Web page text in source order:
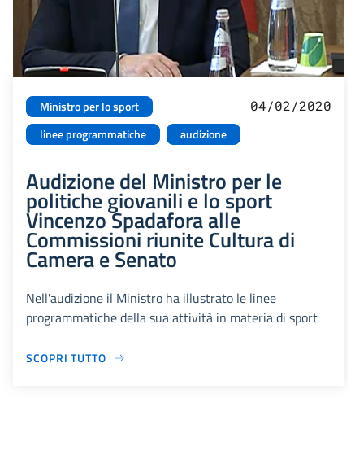
Ministro per lo sport
linee programmatiche
audizione
04/02/2020
Audizione del Ministro per le
politiche giovanili e lo sport
Vincenzo Spadafora alle
Commissioni riunite Cultura di
Camera e Senato
Nell'audizione il Ministro ha illustrato le linee
programmatiche della sua attività in materia di sport
SCOPRI TUTTO